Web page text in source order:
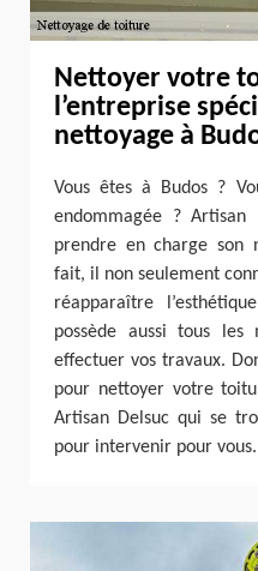
Nettoyer votre
l’entreprise
nettoyage à
Vous êtes à Budos ?
endommagée ?
prendre en charge son
fait, il non seulement
réapparaître
possède aussi tous les
effectuer vos travaux.
pour nettoyer votre
Artisan Delsuc qui se
pour intervenir pour vous.